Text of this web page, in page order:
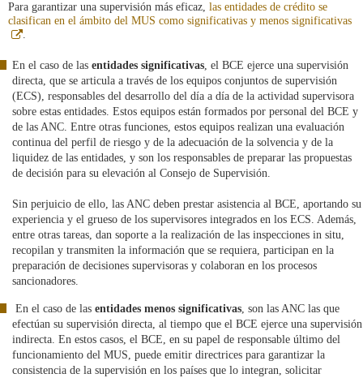
Para garantizar una supervisión más eficaz, las entidades de crédito se
clasifican en el ámbito del MUS como significativas y menos significativas
Abre
nueva
.
En el caso de las entidades significativas , el BCE ejerce una supervisión
directa, que se articula a través de los equipos conjuntos de supervisión
(ECS), responsables del desarrollo del día a día de la actividad supervisora
sobre estas entidades. Estos equipos están formados por personal del BCE y
de las ANC. Entre otras funciones, estos equipos realizan una evaluación
continua del perfil de riesgo y de la adecuación de la solvencia y de la
liquidez de las entidades, y son los responsables de preparar las propuestas
de decisión para su elevación al Consejo de Supervisión.
Sin perjuicio de ello, las ANC deben prestar asistencia al BCE, aportando su
experiencia y el grueso de los supervisores integrados en los ECS. Además,
entre otras tareas, dan soporte a la realización de las inspecciones in situ,
recopilan y transmiten la información que se requiera, participan en la
preparación de decisiones supervisoras y colaboran en los procesos
sancionadores.
En el caso de las entidades menos significativas , son las ANC las que
efectúan su supervisión directa, al tiempo que el BCE ejerce una supervisión
indirecta. En estos casos, el BCE, en su papel de responsable último del
funcionamiento del MUS, puede emitir directrices para garantizar la
consistencia de la supervisión en los países que lo integran, solicitar